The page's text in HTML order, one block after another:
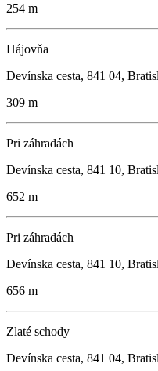
254 m
Hájovňa
Devínska cesta, 841 04,
309 m
Pri záhradách
Devínska cesta, 841 10,
652 m
Pri záhradách
Devínska cesta, 841 10,
656 m
Zlaté schody
Devínska cesta, 841 04,